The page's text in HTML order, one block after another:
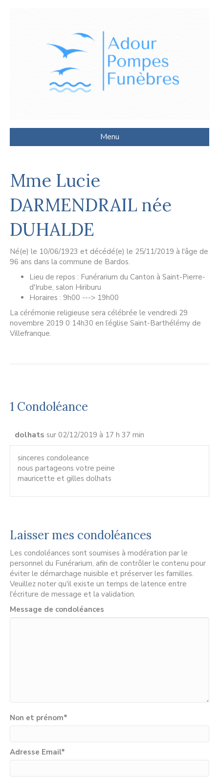
Menu
Mme Lucie
DARMENDRAIL née
DUHALDE
Né(e) le 10/06/1923 et décédé(e) le 25/11/2019 à l'âge de
96 ans dans la commune de Bardos.
Lieu de repos : Funérarium du Canton à Saint-Pierre-
d'Irube, salon Hiriburu
Horaires : 9h00 ---> 19h00
La cérémonie religieuse sera célébrée le vendredi 29
novembre 2019 0 14h30 en l’église Saint-Barthélémy de
Villefranque.
1 Condoléance
dolhats sur 02/12/2019 à 17 h 37 min
sinceres condoleance
nous partageons votre peine
mauricette et gilles dolhats
Laisser mes condoléances
Les condoléances sont soumises à modération par le
personnel du Funérarium, afin de contrôler le contenu pour
éviter le démarchage nuisible et préserver les familles.
Veuillez noter qu'il existe un temps de latence entre
l'écriture de message et la validation.
Message de condoléances
Non et prénom*
Adresse Email*